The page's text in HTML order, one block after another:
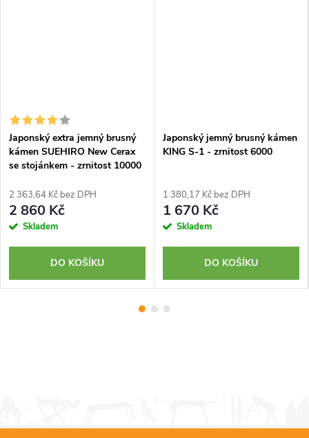
Japonský extra jemný brusný
kámen SUEHIRO New Cerax
se stojánkem - zrnitost 10000
2 363,64 Kč bez DPH
2 860 Kč
Skladem
DO KOŠÍKU
Japonský jemný brusný kámen
KING S-1 - zrnitost 6000
1 380,17 Kč bez DPH
1 670 Kč
Skladem
DO KOŠÍKU